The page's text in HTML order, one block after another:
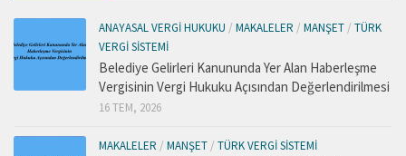
ANAYASAL VERGI HUKUKU / MAKALELER / MANŞET / TÜRK
VERGI SISTEMI
Belediye Gelirleri Kanununda Yer Alan Haberleşme
Vergisinin Vergi Hukuku Açısından Değerlendirilmesi
16 TEM, 2026
MAKALELER / MANŞET / TÜRK VERGI SISTEMI